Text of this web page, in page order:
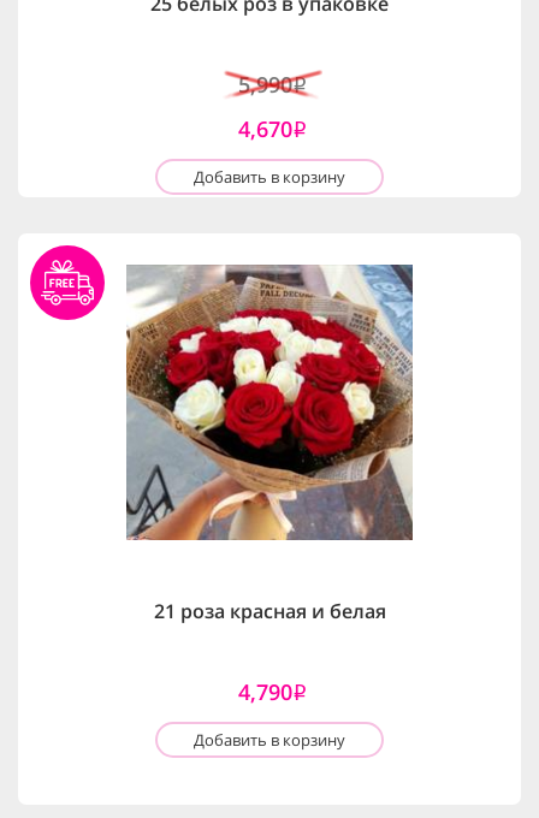
5,990i
4,670i
Добавить в корзину
21 роза красная и белая
4,790i
Добавить в корзину